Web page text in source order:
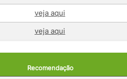
veja aqui
veja aqui
Recomendação